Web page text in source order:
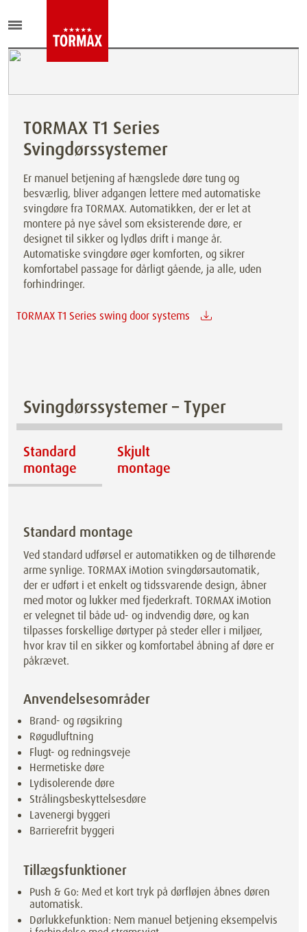
TORMAX T1 Series
Svingdørssystemer
Er manuel betjening af hængslede døre tung og
besværlig, bliver adgangen lettere med automatiske
svingdøre fra TORMAX. Automatikken, der er let at
montere på nye såvel som eksisterende døre, er
designet til sikker og lydløs drift i mange år.
Automatiske svingdøre øger komforten, og sikrer
komfortabel passage for dårligt gående, ja alle, uden
forhindringer.
TORMAX T1 Series swing door systems
Svingdørssystemer – Typer
Standard
montage
Skjult
montage
Standard montage
Ved standard udførsel er automatikken og de tilhørende
arme synlige. TORMAX iMotion svingdørsautomatik,
der er udført i et enkelt og tidssvarende design, åbner
med motor og lukker med fjederkraft. TORMAX iMotion
er velegnet til både ud- og indvendig døre, og kan
tilpasses forskellige dørtyper på steder eller i miljøer,
hvor krav til en sikker og komfortabel åbning af døre er
påkrævet.
Anvendelsesområder
Brand- og røgsikring
Røgudluftning
Flugt- og redningsveje
Hermetiske døre
Lydisolerende døre
Strålingsbeskyttelsesdøre
Lavenergi byggeri
Barrierefrit byggeri
Tillægsfunktioner
Push & Go: Med et kort tryk på dørfløjen åbnes døren
automatisk.
Dørlukkefunktion: Nem manuel betjening eksempelvis